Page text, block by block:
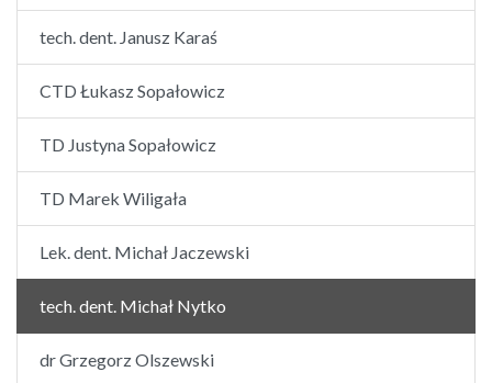
tech. dent. Janusz Karaś
CTD Łukasz Sopałowicz
TD Justyna Sopałowicz
TD Marek Wiligała
Lek. dent. Michał Jaczewski
tech. dent. Michał Nytko
dr Grzegorz Olszewski